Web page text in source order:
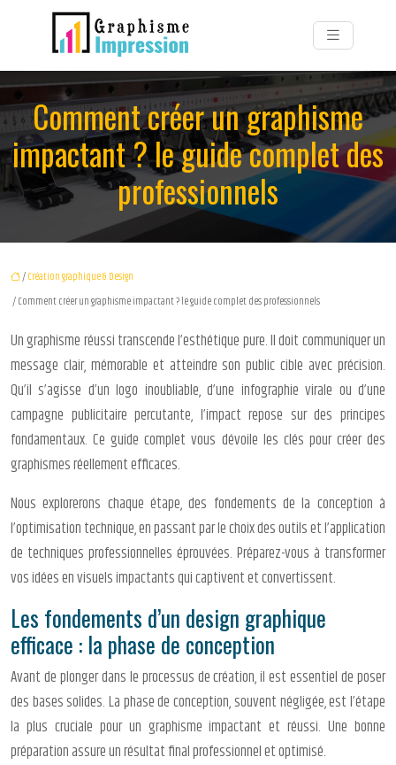
Comment créer un graphisme
impactant ? le guide complet des
professionnels
/Création graphique & Design
/ Comment créer un graphisme impactant ? le guide complet des professionnels
Un graphisme réussi transcende l’esthétique pure. Il doit communiquer un
message clair, mémorable et atteindre son public cible avec précision.
Qu’il s’agisse d’un logo inoubliable, d’une infographie virale ou d’une
campagne publicitaire percutante, l’impact repose sur des principes
fondamentaux. Ce guide complet vous dévoile les clés pour créer des
graphismes réellement efficaces.
Nous explorerons chaque étape, des fondements de la conception à
l’optimisation technique, en passant par le choix des outils et l’application
de techniques professionnelles éprouvées. Préparez-vous à transformer
vos idées en visuels impactants qui captivent et convertissent.
Les fondements d’un design graphique
efficace : la phase de conception
Avant de plonger dans le processus de création, il est essentiel de poser
des bases solides. La phase de conception, souvent négligée, est l’étape
la plus cruciale pour un graphisme impactant et réussi. Une bonne
préparation assure un résultat final professionnel et optimisé.